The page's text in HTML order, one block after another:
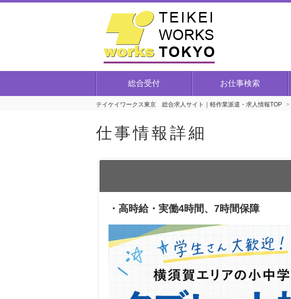
総合受付 お仕事検索
テイケイワークス東京 総合求人サイト｜軽作業派遣・求人情報TOP
仕事情報詳細
・高時給・実働4時間、7時間保障